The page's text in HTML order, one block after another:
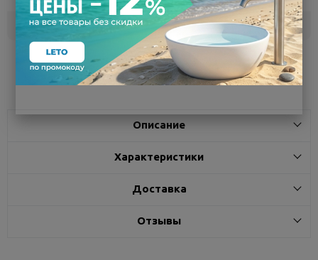
Белгород под заказ 3 - 7 дней
Поделиться
Описание
Характеристики
Доставка
Отзывы